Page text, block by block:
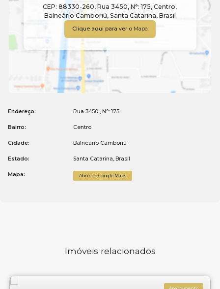
CEP: 88330-260,Rua 3450,N°: 175,Centro,
Balneário Camboriú, Santa Catarina, Brasil
Clique aqui para ver o Mapa
Endereço: Rua 3450 , N°: 175
Bairro: Centro
Cidade: Balneário Camboriú
Estado: Santa Catarina, Brasil
Mapa: Abrir no Google Maps
Imóveis relacionados